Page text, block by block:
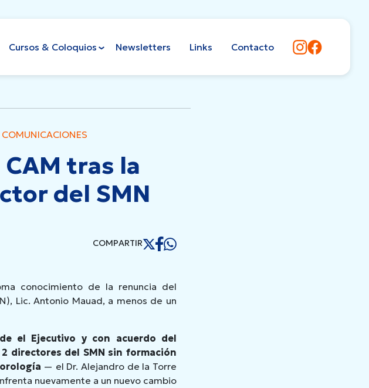
Cursos & Coloquios Newsletters Links Contacto
COMUNICACIONES
tras la
del SMN
COMPARTIR
conocimiento de la renuncia del
Lic. Antonio Mauad, a menos de un
el Ejecutivo y con acuerdo del
directores del SMN sin formación
— el Dr. Alejandro de la Torre
nuevamente a un nuevo cambio